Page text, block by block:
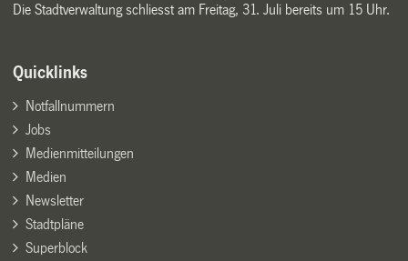
Die Stadtverwaltung schliesst am Freitag, 31. Juli bereits um 15 Uhr.
Quicklinks
Notfallnummern
Jobs
Medienmitteilungen
Medien
Newsletter
Stadtpläne
Superblock